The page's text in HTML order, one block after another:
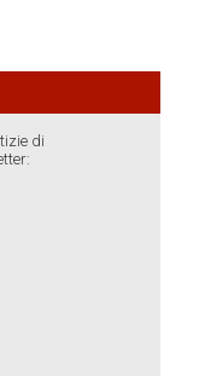
di